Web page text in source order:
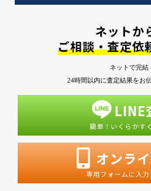
ネットか
ご相談・査定依
ネットで完結
24時間以内に査定結果をお
LINE
簡単！いくらかす
オンラ
専用フォームに入力